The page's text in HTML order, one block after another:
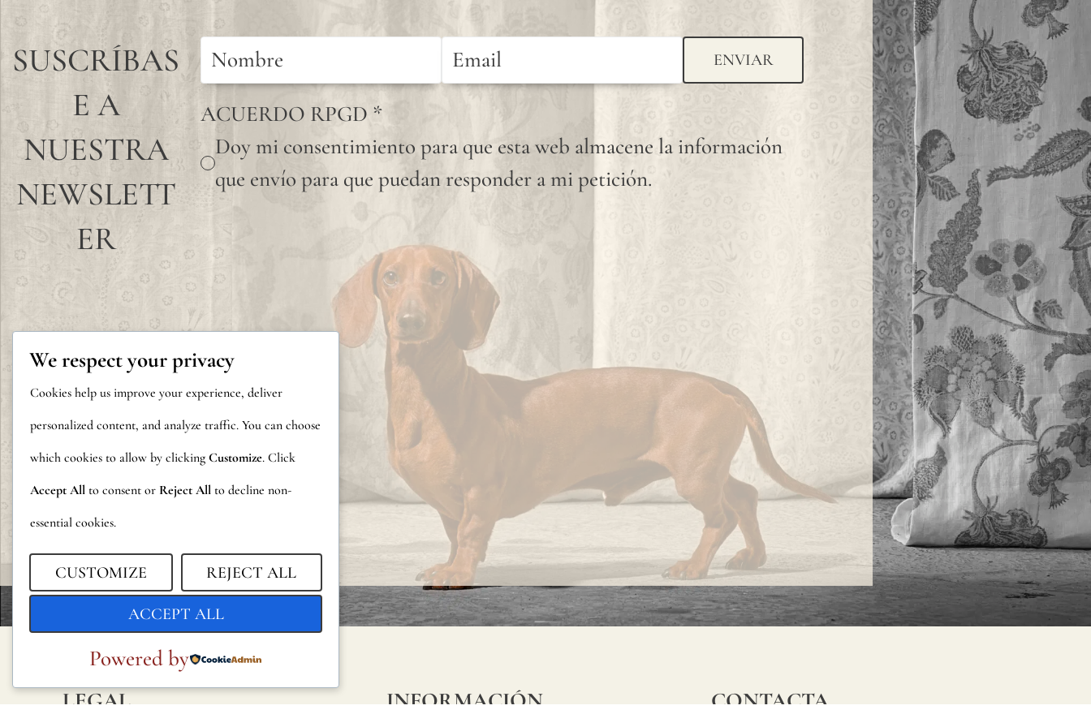
SUSCRÍBAS
E A
NUESTRA
NEWSLETT
ER
ENVIAR
ACUERDO RPGD *
Doy mi consentimiento para que esta web almacene la información
que envío para que puedan responder a mi petición.
LEGAL INFORMACIÓN CONTACTA
We respect your privacy
Cookies help us improve your experience, deliver
personalized content, and analyze traffic. You can choose
which cookies to allow by clicking Customize. Click
Accept All to consent or Reject All to decline non-
essential cookies.
CUSTOMIZE REJECT ALL
ACCEPT ALL
Powered by